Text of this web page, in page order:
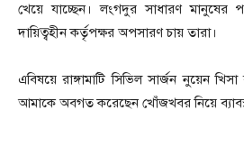
খেয়ে যাচ্ছেন। লংগদুর সাধারণ মানুষের
দায়িত্বহীন কর্তৃপক্ষর অপসারণ চায় তারা।
এবিষয়ে রাঙ্গামাটি সিভিল সার্জন নুয়েন
আমাকে অবগত করেছেন খোঁজখবর নিয়ে